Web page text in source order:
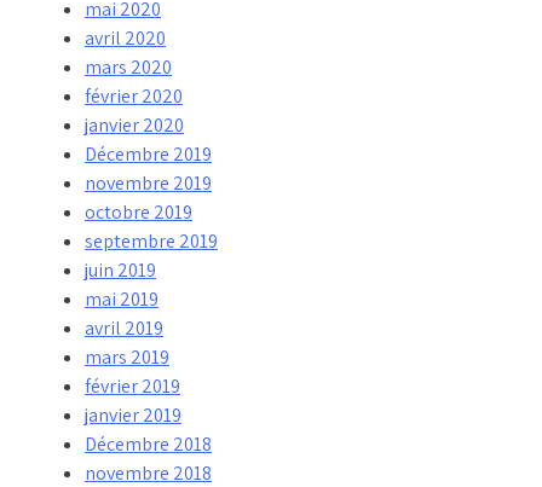
mai 2020
avril 2020
mars 2020
février 2020
janvier 2020
Décembre 2019
novembre 2019
octobre 2019
septembre 2019
juin 2019
mai 2019
avril 2019
mars 2019
février 2019
janvier 2019
Décembre 2018
novembre 2018